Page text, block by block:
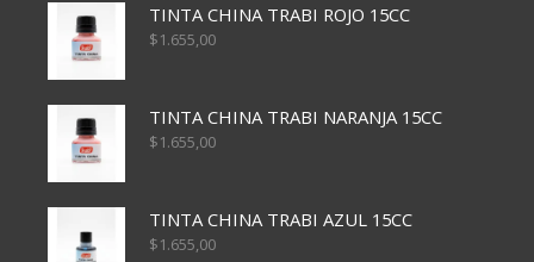
TINTA CHINA TRABI ROJO 15CC
$1.655,00
TINTA CHINA TRABI NARANJA 15CC
$1.655,00
TINTA CHINA TRABI AZUL 15CC
$1.655,00